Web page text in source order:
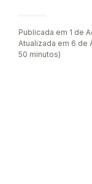
Publicada em 1 de
Atualizada em 6 de
50 minutos)